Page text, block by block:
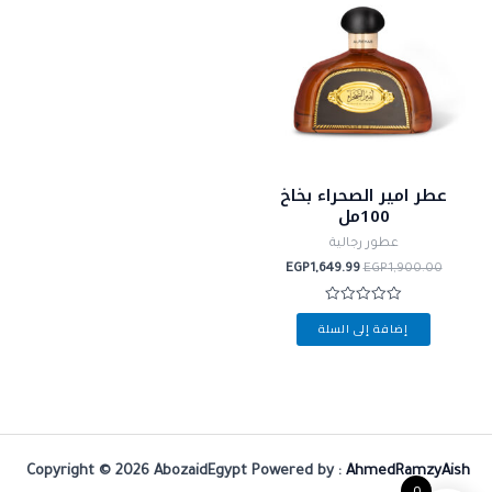
عطر امير الصحراء بخاخ
100مل
عطور رجالية
EGP1,900.00
هو:
EGP1,900.00.
EGP1,649.99
تم
التقييم
إضافة إلى السلة
Copyright © 2026 AbozaidEgypt Powered by : AhmedRamzyAish